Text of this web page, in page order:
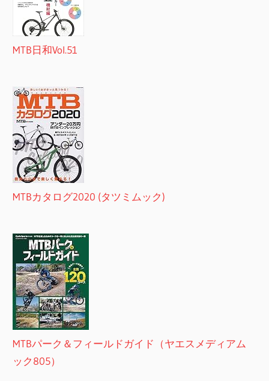
MTB日和Vol.51
MTBカタログ2020 (タツミムック)
MTBパーク＆フィールドガイド（ヤエスメディアム
ック805）